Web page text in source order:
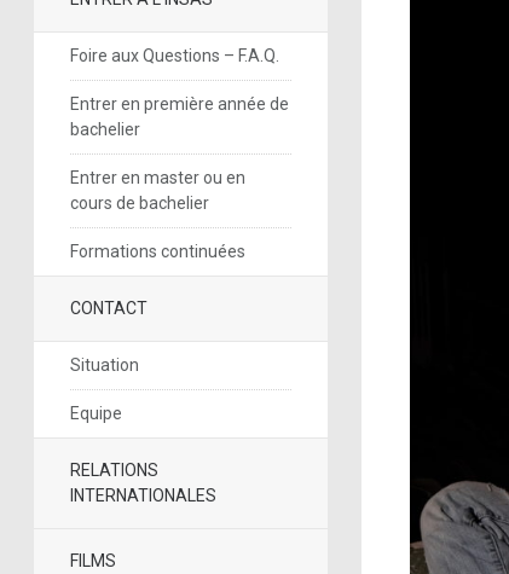
Foire aux Questions – F.A.Q.
Entrer en première année de
bachelier
Entrer en master ou en
cours de bachelier
Formations continuées
CONTACT
Situation
Equipe
RELATIONS
INTERNATIONALES
FILMS